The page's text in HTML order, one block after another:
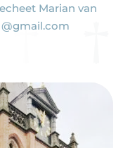
Marian van